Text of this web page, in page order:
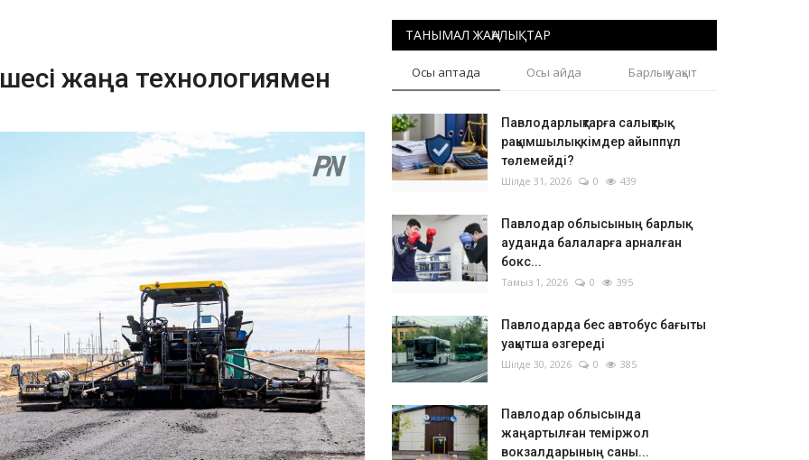
жаңа технологиямен
ТАНЫМАЛ ЖАҢАЛЫҚТАР
Осы аптада Осы айда Барлық уақыт
Павлодарлықтарға салықтық
рақымшылық: кімдер айыппұл
төлемейді?
Шілде 31, 2026 0 439
Павлодар облысының барлық
ауданда балаларға арналған
бокс...
Тамыз 1, 2026 0 395
Павлодарда бес автобус бағыты
уақытша өзгереді
Шілде 30, 2026 0 385
Павлодар облысында
жаңартылған теміржол
вокзалдарының саны...